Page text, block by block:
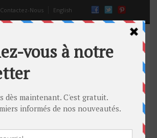
Contactez-Nous English